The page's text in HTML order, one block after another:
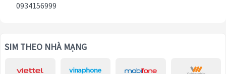
0934156999
SIM THEO NHÀ MẠNG